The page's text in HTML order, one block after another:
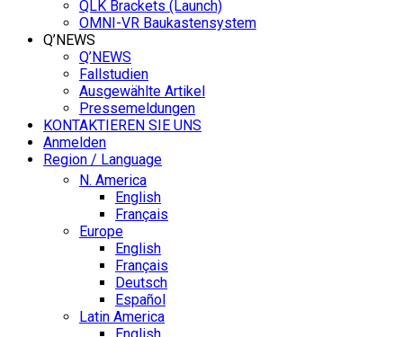
QLK Brackets (Launch)
OMNI-VR Baukastensystem
Q’NEWS
Q’NEWS
Fallstudien
Ausgewählte Artikel
Pressemeldungen
KONTAKTIEREN SIE UNS
Anmelden
Region / Language
N. America
English
Français
Europe
English
Français
Deutsch
Español
Latin America